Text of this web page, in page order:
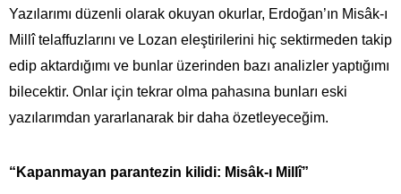
Yazılarımı düzenli olarak okuyan okurlar, Erdoğan’ın Misâk-ı
Millî telaffuzlarını ve Lozan eleştirilerini hiç sektirmeden takip
edip aktardığımı ve bunlar üzerinden bazı analizler yaptığımı
bilecektir. Onlar için tekrar olma pahasına bunları eski
yazılarımdan yararlanarak bir daha özetleyeceğim.
“Kapanmayan parantezin kilidi: Misâk-ı Millî”